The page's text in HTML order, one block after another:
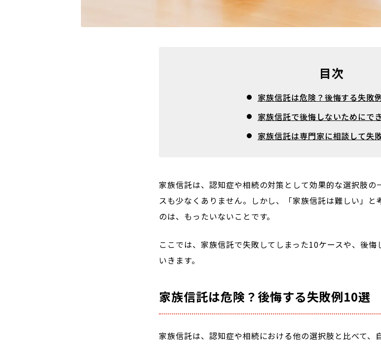
目次
家族信託は危険？後悔する失敗
家族信託で後悔しないためにで
家族信託は専門家に相談して失
家族信託は、認知症や相続の対策として効果的な選択肢の
スも少なくありません。しかし、「家族信託は難しい」と
のは、もったいないことです。
ここでは、家族信託で失敗してしまった10ケースや、後
いきます。
家族信託は危険？後悔する失敗例10選
家族信託は、認知症や相続における他の選択肢と比べて、